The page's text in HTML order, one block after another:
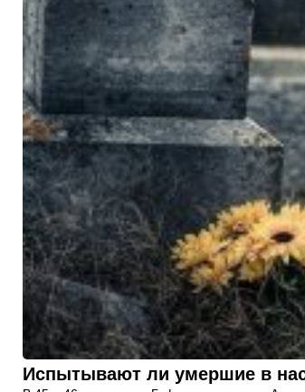
Испытывают ли умершие в